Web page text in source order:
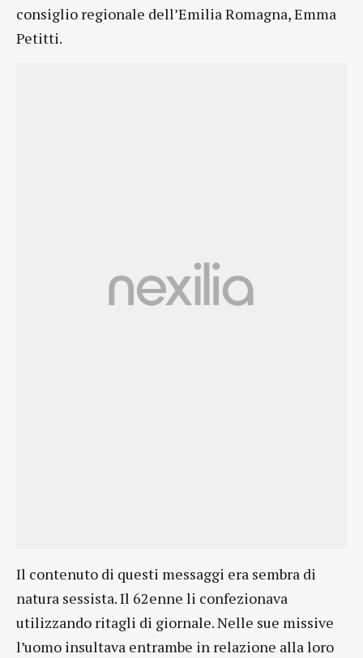
consiglio regionale dell’Emilia Romagna, Emma
Petitti.
Il contenuto di questi messaggi era sembra di
natura sessista. Il 62enne li confezionava
utilizzando ritagli di giornale. Nelle sue missive
l’uomo insultava entrambe in relazione alla loro